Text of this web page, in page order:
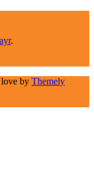
.
by Themely